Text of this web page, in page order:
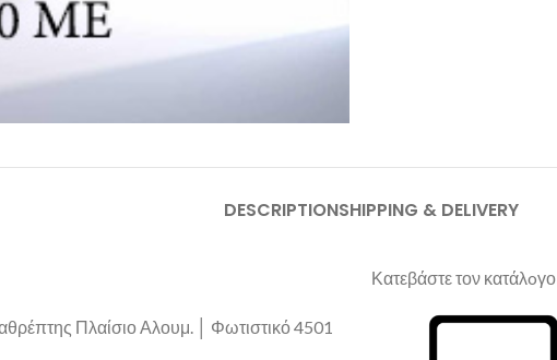
DESCRIPTIONSHIPPING & DELIVERY
Πλαίσιο Αλουμ. │ Φωτιστικό 4501
Κατεβάστε τον κατάλoγο